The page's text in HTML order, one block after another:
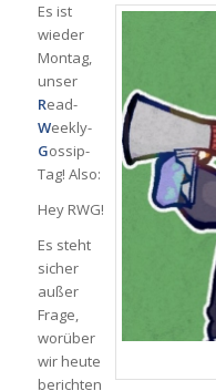
Es ist
wieder
Montag,
unser
Read-
Weekly-
Gossip-
Tag! Also:
Hey RWG!
Es steht
sicher
außer
Frage,
worüber
wir heute
berichten